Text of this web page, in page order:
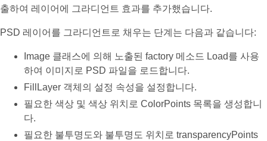
출하여 레이어에 그라디언트 효과를 추가했습니다.
PSD 레이어를 그라디언트로 채우는 단계는 다음과 같습니다:
Image 클래스에 의해 노출된 factory 메소드 Load를 사용
하여 이미지로 PSD 파일을 로드합니다.
FillLayer 객체의 설정 속성을 설정합니다.
필요한 색상 및 색상 위치로 ColorPoints 목록을 생성합니
다.
필요한 불투명도와 불투명도 위치로 transparencyPoints